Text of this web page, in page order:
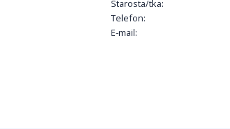
Starosta/tka:
Telefon:
E-mail: